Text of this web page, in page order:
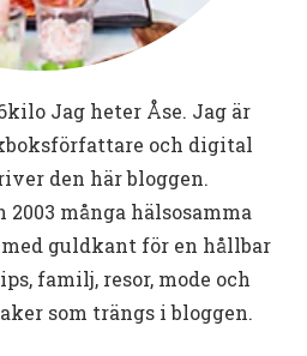
Jag heter Åse. Jag är
och digital
den här bloggen.
många hälsosamma
guldkant för en hållbar
familj, resor, mode och
som trängs i bloggen.